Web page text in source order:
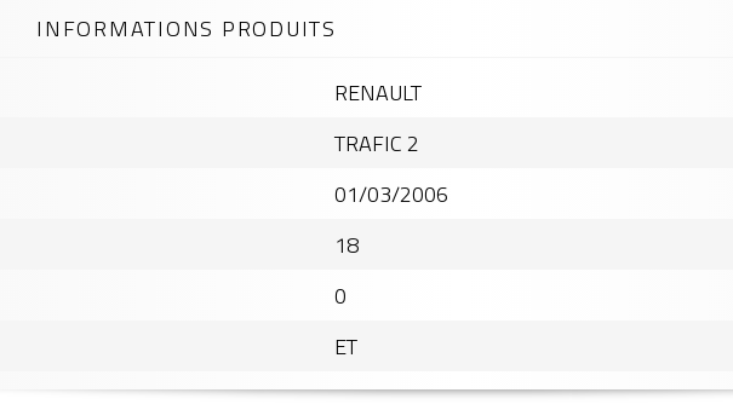
RENAULT
TRAFIC 2
01/03/2006
18
0
ET
INFORMATIONS PRODUITS